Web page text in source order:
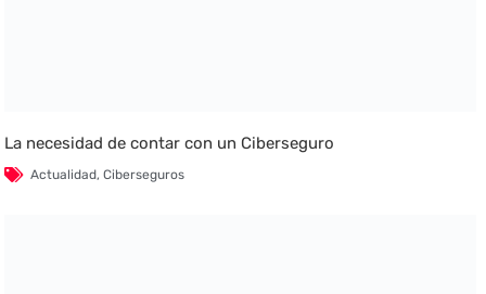
La necesidad de contar con un Ciberseguro
Actualidad,Ciberseguros